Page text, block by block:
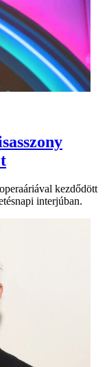
kezdődött
interjúban.